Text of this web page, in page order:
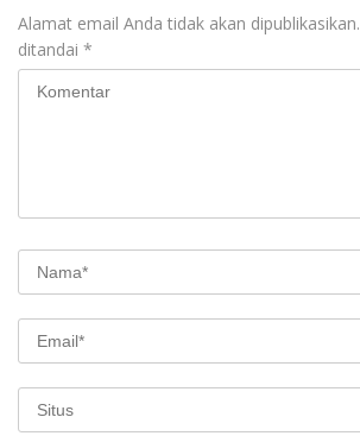
Alamat email Anda tidak akan dipublikasikan.
ditandai *